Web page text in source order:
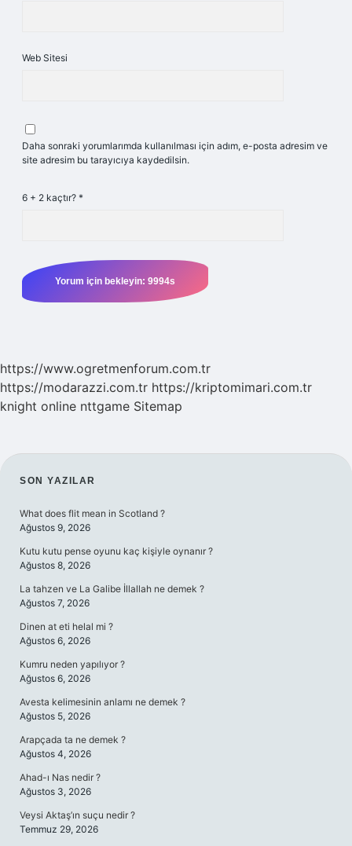
Web Sitesi
Daha sonraki yorumlarımda kullanılması için adım, e-posta adresim ve
site adresim bu tarayıcıya kaydedilsin.
6 + 2 kaçtır? *
https://www.ogretmenforum.com.tr
https://modarazzi.com.tr https://kriptomimari.com.tr
knight online nttgame Sitemap
SIDEBAR
SON YAZILAR
What does flit mean in Scotland ?
Ağustos 9, 2026
Kutu kutu pense oyunu kaç kişiyle oynanır ?
Ağustos 8, 2026
La tahzen ve La Galibe İllallah ne demek ?
Ağustos 7, 2026
Dinen at eti helal mi ?
Ağustos 6, 2026
Kumru neden yapılıyor ?
Ağustos 6, 2026
Avesta kelimesinin anlamı ne demek ?
Ağustos 5, 2026
Arapçada ta ne demek ?
Ağustos 4, 2026
Ahad-ı Nas nedir ?
Ağustos 3, 2026
Veysi Aktaş’ın suçu nedir ?
Temmuz 29, 2026